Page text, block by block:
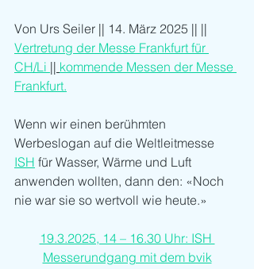
Von Urs Seiler || 14. März 2025 || ||
Vertretung der Messe Frankfurt für
CH/Li || kommende Messen der Messe
Frankfurt.
Wenn wir einen berühmten
Werbeslogan auf die Weltleitmesse
ISH für Wasser, Wärme und Luft
anwenden wollten, dann den: «Noch
nie war sie so wertvoll wie heute.»
19.3.2025, 14 – 16.30 Uhr: ISH
Messerundgang mit dem bvik